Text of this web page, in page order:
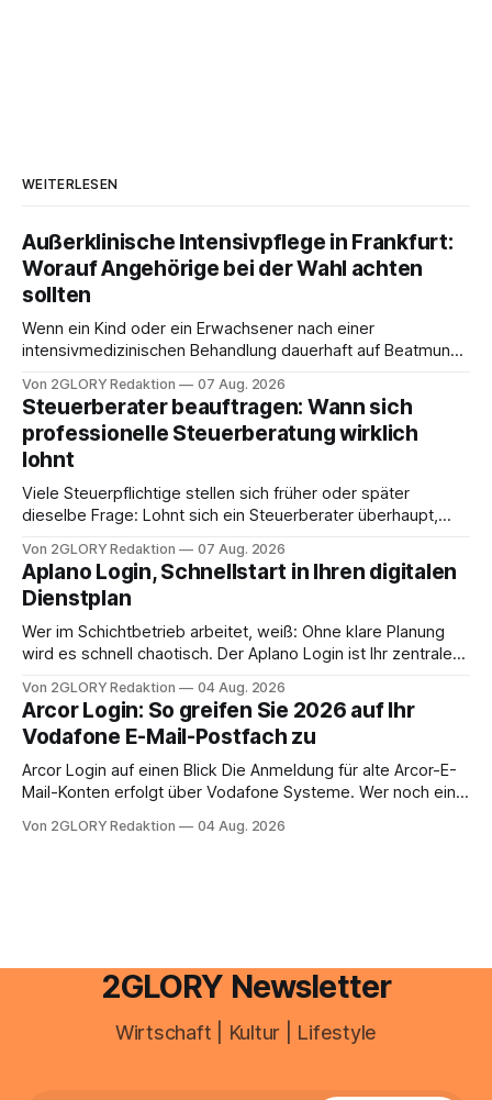
WEITERLESEN
Außerklinische Intensivpflege in Frankfurt:
Worauf Angehörige bei der Wahl achten
sollten
Wenn ein Kind oder ein Erwachsener nach einer
intensivmedizinischen Behandlung dauerhaft auf Beatmung
angewiesen ist, stellt sich für Familien eine schwierige
Frage: Muss die Versorgung dauerhaft in der Klinik bleiben –
oder ist ein Leben zu Hause möglich? Die außerklinische
Intensivpflege bietet genau diese Alternative: Sie
Von 2GLORY Redaktion 07 Aug. 2026
Steuerberater beauftragen: Wann sich
professionelle Steuerberatung wirklich
lohnt
Viele Steuerpflichtige stellen sich früher oder später
dieselbe Frage: Lohnt sich ein Steuerberater überhaupt,
erledigen? Die kurze Antwort: Bei einfachen
Einkommensverhältnissen reicht häufig eine Steuersoftware
aus – sobald jedoch mehrere Einkunftsarten
zusammentreffen oder größere finanzielle Veränderungen
anstehen, zahlt sich professionelle Unterstützung meist
Von 2GLORY Redaktion 07 Aug. 2026
Aplano Login, Schnellstart in Ihren digitalen
Dienstplan
Wer im Schichtbetrieb arbeitet, weiß: Ohne klare Planung
wird es schnell chaotisch. Der Aplano Login ist Ihr zentraler
abwesenheiten und die gesamte kommunikation rund um
Ihr personal digital zu organisieren. In diesem Leitfaden
erfahren Sie alles, was Sie für einen reibungslosen Einstieg
brauchen, von der Registrierung
Von 2GLORY Redaktion 04 Aug. 2026
Arcor Login: So greifen Sie 2026 auf Ihr
Vodafone E-Mail-Postfach zu
Arcor Login auf einen Blick Die Anmeldung für alte Arcor-E-
Mail-Konten erfolgt über Vodafone Systeme. Wer noch eine
besitzt, loggt sich heute über das Vodafone E-Mail & Cloud
Von 2GLORY Redaktion 04 Aug. 2026
2GLORY Newsletter
Wirtschaft | Kultur | Lifestyle